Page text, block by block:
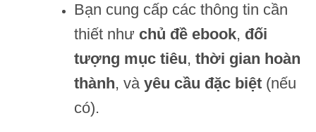
Bạn cung cấp các thông tin cần
thiết như chủ đề ebook, đối
tượng mục tiêu, thời gian hoàn
thành, và yêu cầu đặc biệt(nếu
có).